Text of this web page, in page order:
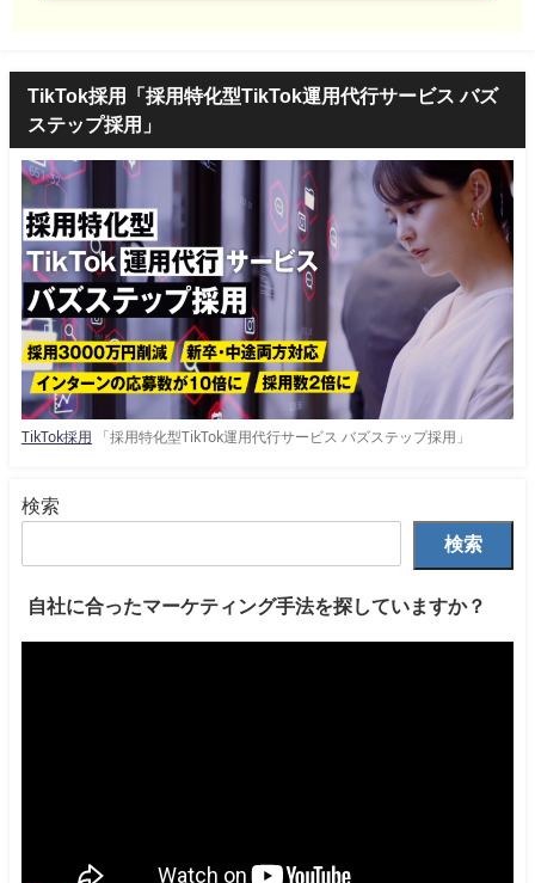
TikTok採用「採用特化型TikTok運用代行サービス バズ
ステップ採用」
TikTok採用 「採用特化型TikTok運用代行サービス バズステップ採用」
検索
検索
自社に合ったマーケティング手法を探していますか？